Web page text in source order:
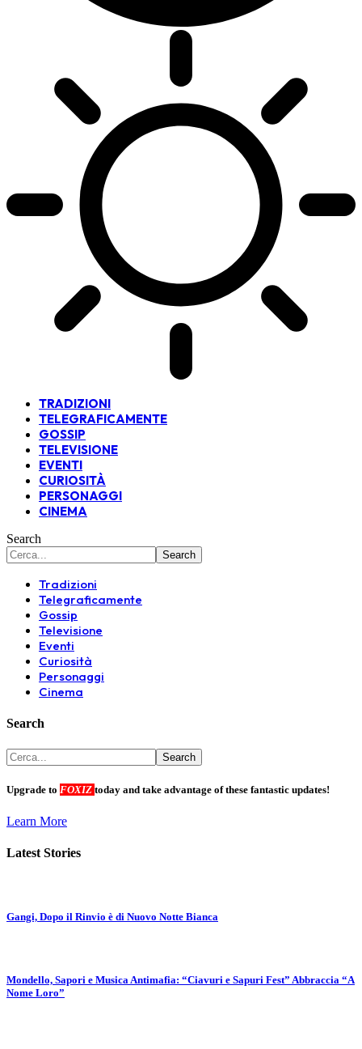
TRADIZIONI
TELEGRAFICAMENTE
GOSSIP
TELEVISIONE
EVENTI
CURIOSITÀ
PERSONAGGI
CINEMA
Search
Tradizioni
Telegraficamente
Gossip
Televisione
Eventi
Curiosità
Personaggi
Cinema
Search
Upgrade to FOXIZ today and take advantage of these fantastic updates!
Learn More
Latest Stories
Gangi, Dopo il Rinvio è di Nuovo Notte Bianca
Mondello, Sapori e Musica Antimafia: “Ciavuri e Sapuri Fest” Abbraccia “A
Nome Loro”